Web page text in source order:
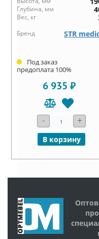
Глубина, мм
Вес, кг
Бренд STR
Под заказ
предоплата 100%
6 935 ₽
- +
В корзину